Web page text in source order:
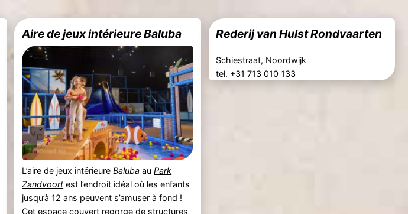
Aire de jeux intérieure Baluba
L’aire de jeux intérieureBaluba auPark
Zandvoort est l’endroit idéal où les enfants
jusqu’à 12 ans peuvent s’amuser à fond !
Cet espace couvert regorge de structures
Rederij van Hulst Rondvaarten
Schiestraat, Noordwijk
tel. +31 713 010 133